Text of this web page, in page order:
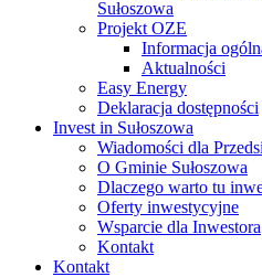
Sułoszowa
Projekt OZE
Informacja
Aktualności
Easy Energy
Deklaracja dostępności
Invest in Sułoszowa
Wiadomości dla
O Gminie Sułoszowa
Dlaczego warto tu
Oferty inwestycyjne
Wsparcie dla Inwestora
Kontakt
Kontakt